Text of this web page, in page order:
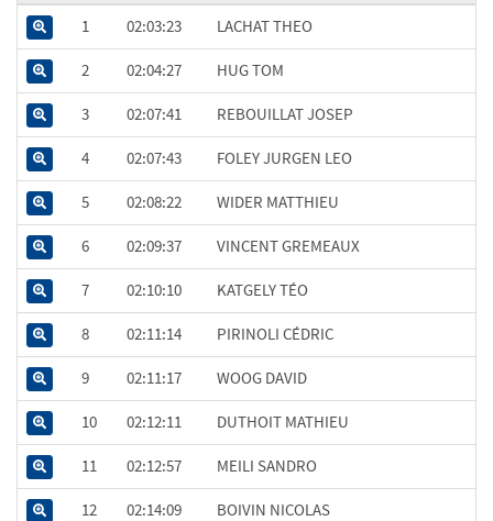
1 02:03:23 LACHAT THEO
2 02:04:27 HUG TOM
3 02:07:41 REBOUILLAT JOSEP
4 02:07:43 FOLEY JURGEN LEO
5 02:08:22 WIDER MATTHIEU
6 02:09:37 VINCENT GREMEAUX
7 02:10:10 KATGELY TÉO
8 02:11:14 PIRINOLI CÉDRIC
9 02:11:17 WOOG DAVID
10 02:12:11 DUTHOIT MATHIEU
11 02:12:57 MEILI SANDRO
12 02:14:09 BOIVIN NICOLAS